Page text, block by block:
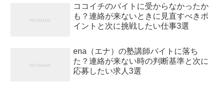
ココイチのバイトに受からなかったか
も？連絡が来ないときに見直すべきポ
イントと次に挑戦したい仕事3選
ena（エナ）の塾講師バイトに落ち
た？連絡が来ない時の判断基準と次に
応募したい求人3選